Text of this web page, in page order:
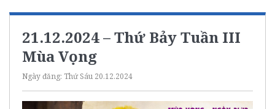
21.12.2024 – Thứ Bảy Tuần III
Mùa Vọng
Ngày đăng: Thứ Sáu 20.12.2024